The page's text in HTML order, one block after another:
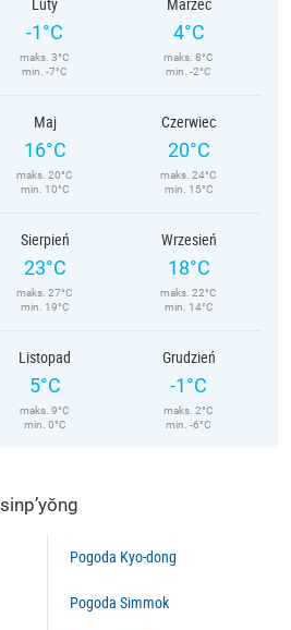
-1°C
maks. 3°C
min. -7°C
4°C
maks. 8°C
min. -2°C
Maj
16°C
maks. 20°C
min. 10°C
Czerwiec
20°C
maks. 24°C
min. 15°C
Sierpień
23°C
maks. 27°C
min. 19°C
Wrzesień
18°C
maks. 22°C
min. 14°C
Listopad
5°C
maks. 9°C
min. 0°C
Grudzień
-1°C
maks. 2°C
min. -6°C
Pogoda Kyo-dong
Pogoda Simmok